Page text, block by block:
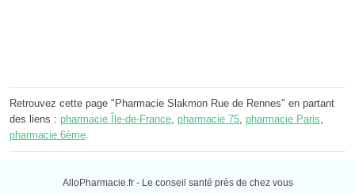
Retrouvez cette page "Pharmacie Slakmon Rue de Rennes" en partant
des liens : pharmacie Île-de-France, pharmacie 75, pharmacie Paris,
pharmacie 6ème.
AlloPharmacie.fr - Le conseil santé près de chez vous